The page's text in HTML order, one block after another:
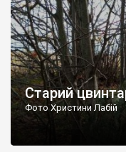
Старий
Фото Христини Лабій